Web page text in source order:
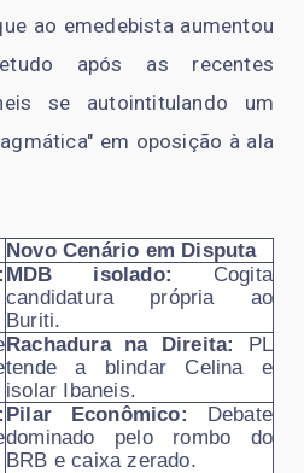
ao emedebista aumentou
após as recentes
se autointitulando um
em oposição à ala
Novo Cenário em Disputa
MDB isolado:
Cogita
candidatura própria ao
Buriti.
Rachadura na Direita:
PL
tende a blindar Celina e
isolar Ibaneis.
Pilar Econômico:
Debate
dominado pelo rombo do
BRB e caixa zerado.